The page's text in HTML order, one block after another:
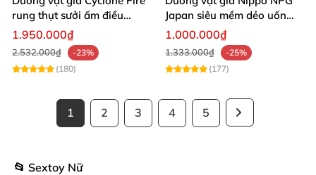
rung thụt sưởi ấm điều
khiển từ xa sạc USB
1.950.000₫
2.532.000₫
-23%
(180)
Japan siêu mềm dẻo uốn
cong dễ dàng
1.000.000₫
1.333.000₫
-25%
(177)
1 2 3 4 5
📂 Sextoy Nữ